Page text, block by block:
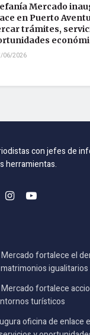
Mercado
en Puerto
trámites,
06/2026
con jefes de
herramientas.
fortalece el
igualitarios
fortalece
turísticos
oficina de enlace